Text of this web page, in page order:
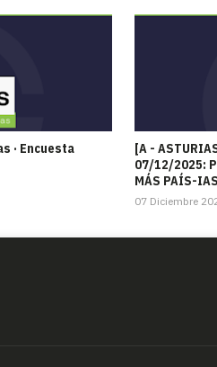
· Encuesta
[A -
07/12/2025:
MÁS PAÍS-
07 Diciembre